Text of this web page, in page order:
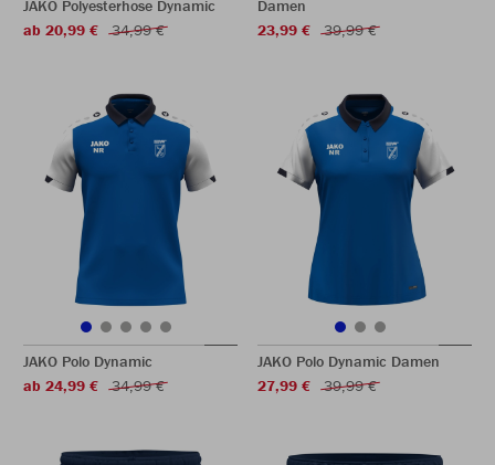
JAKO Polyesterhose Dynamic
ab 20,99 €
34,99 €
Damen
23,99 €
39,99 €
JAKO Polo Dynamic
ab 24,99 €
34,99 €
JAKO Polo Dynamic Damen
27,99 €
39,99 €